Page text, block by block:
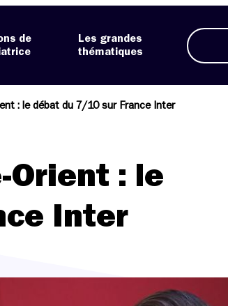
de
Les grandes
thématiques
: le débat du 7/10 sur France Inter
Orient : le
Inter